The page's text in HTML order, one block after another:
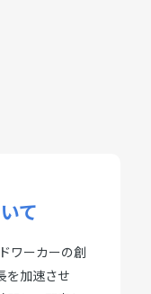
て
ワーカーの創
を加速させ